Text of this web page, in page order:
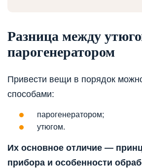
Разница между
парогенератором
Привести вещи в порядок
способами:
парогенератором;
утюгом.
Их основное отличие —
прибора и особенности